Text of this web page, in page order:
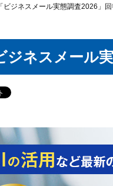
「ビジネスメール実態調査2026」
ジネスメール